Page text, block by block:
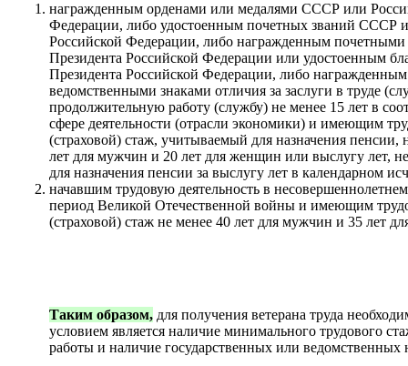
награжденным орденами или медалями СССР или
Федерации, либо удостоенным почетных званий СССР
Российской Федерации, либо награжденным почетными
Президента Российской Федерации или удостоенным
Президента Российской Федерации, либо награжденным
ведомственными знаками отличия за заслуги в труде
продолжительную работу (службу) не менее 15 лет в
сфере деятельности (отрасли экономики) и имеющим
(страховой) стаж, учитываемый для назначения пенсии,
лет для мужчин и 20 лет для женщин или выслугу лет,
для назначения пенсии за выслугу лет в календарном
начавшим трудовую деятельность в несовершеннолетнем
период Великой Отечественной войны и имеющим
(страховой) стаж не менее 40 лет для мужчин и 35 лет
Таким образом, для получения ветерана труда
условием является наличие минимального трудового
работы и наличие государственных или ведомственных